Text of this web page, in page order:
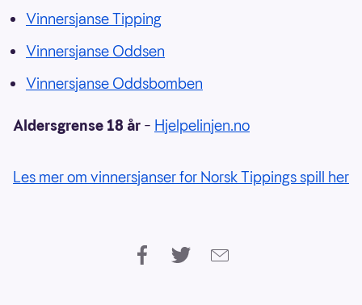
Vinnersjanse Tipping
Vinnersjanse Oddsen
Vinnersjanse Oddsbomben
Aldersgrense 18 år – Hjelpelinjen.no
Les mer om vinnersjanser for Norsk Tippings spill her